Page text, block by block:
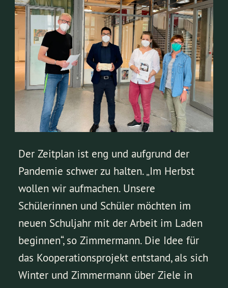
Der Zeitplan ist eng und aufgrund der
Pandemie schwer zu halten. „Im Herbst
wollen wir aufmachen. Unsere
Schülerinnen und Schüler möchten im
neuen Schuljahr mit der Arbeit im Laden
beginnen“, so Zimmermann. Die Idee für
das Kooperationsprojekt entstand, als sich
Winter und Zimmermann über Ziele in